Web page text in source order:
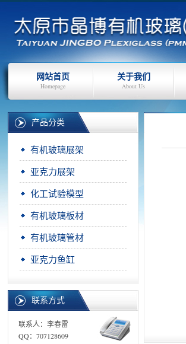
网站首页
Homepage
关于我们
About Us
产品分类
有机玻璃展架
亚克力展架
化工试验模型
有机玻璃板材
有机玻璃管材
亚克力鱼缸
联系方式
联系人：李春雷
QQ：707128609